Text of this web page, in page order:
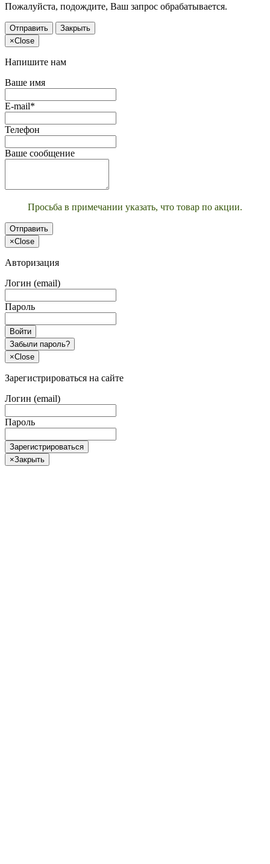
Пожалуйста, подождите, Ваш запрос обрабатывается.
Отправить
Закрыть
×Close
Напишите нам
Ваше имя
E-mail*
Телефон
Ваше сообщение
Просьба в примечании указать, что товар по акции.
Отправить
×Close
Авторизация
Логин (email)
Пароль
Войти
Забыли пароль?
×Close
Зарегистрироваться на сайте
Логин (email)
Пароль
Зарегистрироваться
×Закрыть